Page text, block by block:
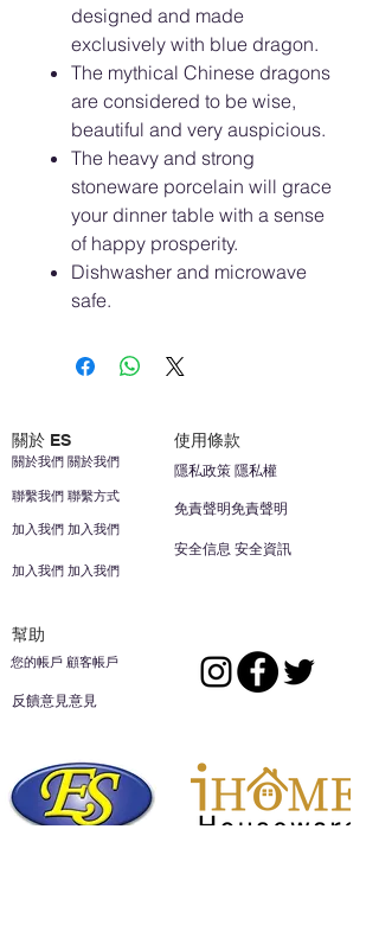
designed and made
exclusively with blue dragon.
The mythical Chinese dragons
are considered to be wise,
beautiful and very auspicious.
The heavy and strong
stoneware porcelain will grace
your dinner table with a sense
of happy prosperity.
Dishwasher and microwave
safe.
關於 ES 使用條款
聯繫我們 聯繫方式
加入我們 加入我們
關於我們 關於我們
加入我們 加入我們
安全信息 安全資訊
免責聲明免責聲明
隱私政策 隱私權
幫助
您的帳戶 顧客帳戶
反饋意見意見